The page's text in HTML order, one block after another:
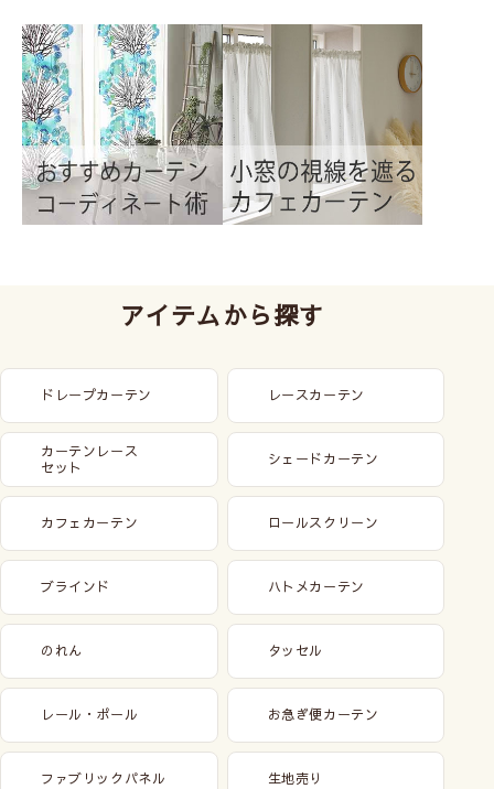
アイテムから探す
ドレープカーテン レースカーテン
カーテンレース
セット
シェードカーテン
カフェカーテン ロールスクリーン
ブラインド ハトメカーテン
のれん タッセル
レール・ポール お急ぎ便カーテン
ファブリックパネル 生地売り